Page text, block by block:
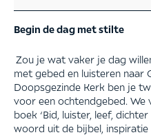
met
stilte
Begin de dag met stilte
Zou je wat vaker je dag
met gebed en luisteren naar
Doopsgezinde Kerk ben je
voor een ochtendgebed. We
boek ‘Bid, luister, leef,
woord uit de bijbel,